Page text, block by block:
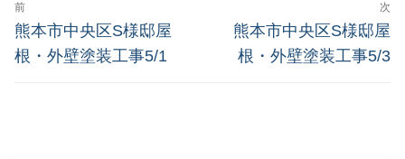
前
熊本市中央区S様邸屋
根・外壁塗装工事5/1
次
熊本市中央区S様邸屋
根・外壁塗装工事5/3